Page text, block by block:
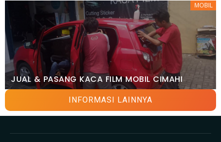
MOBIL
JUAL & PASANG KACA FILM MOBIL CIMAHI
INFORMASI LAINNYA